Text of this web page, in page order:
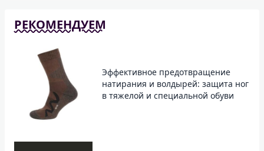
РЕКОМЕНДУЕМ
Эффективное предотвращение
натирания и волдырей: защита ног
в тяжелой и специальной обуви